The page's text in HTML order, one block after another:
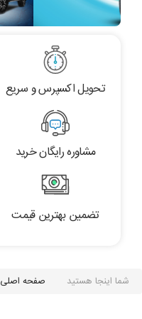
تحویل اکسپرس و سریع
مشاوره رایگان خرید
تضمین بهترین قیمت
شما اینجا هستید صفحه اصلی